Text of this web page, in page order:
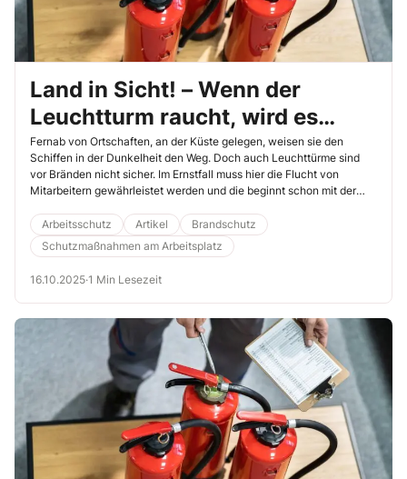
Land in Sicht! – Wenn der
Leuchtturm raucht, wird es
lebensgefährlich
Fernab von Ortschaften, an der Küste gelegen, weisen sie den
Schiffen in der Dunkelheit den Weg. Doch auch Leuchttürme sind
vor Bränden nicht sicher. Im Ernstfall muss hier die Flucht von
Mitarbeitern gewährleistet werden und die beginnt schon mit der
Entrauchungsplanung. Wie lässt sich diese in einem abgelegenen
Leuchtturm zuverlässig umsetzen?
Arbeitsschutz Artikel
Brandschutz
Schutzmaßnahmen am Arbeitsplatz
16.10.2025·1 Min Lesezeit